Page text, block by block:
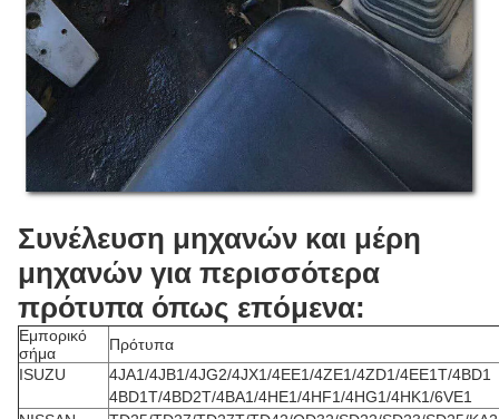
Συνέλευση μηχανών και μέρη
μηχανών για περισσότερα
πρότυπα όπως επόμενα:
Εμπορικό
σήμα
Πρότυπα
ISUZU
4JA1/4JB1/4JG2/4JX1/4EE1/4ZE1/4ZD1/4EE1T/4BD1
4BD1T/4BD2T/4BA1/4HE1/4HF1/4HG1/4HK1/6VE1